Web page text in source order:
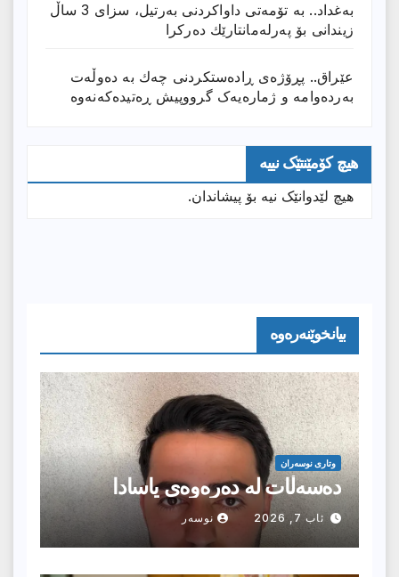
بەغداد.. بە تۆمەتی داواكردنی بەرتیل، سزای 3 ساڵ
زیندانی بۆ پەرلەمانتارێك دەركرا
عێراق.. پڕۆژەی ڕادەستكردنی چەك بە دەوڵەت
بەردەوامە و ژمارەیەک گرووپیش ڕەتیدەکەنەوە
هیچ کۆمێنتێک نییە
هیچ لێدوانێک نیە بۆ پیشاندان.
بیانخوێنەرەوە
وتارى نوسەران
دەسەڵات لە دەرەوەی یاسادا
ئاب 7, 2026 نوسەر